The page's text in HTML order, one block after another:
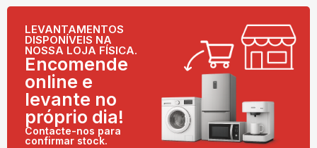
LEVANTAMENTOS
DISPONÍVEIS NA
NOSSA LOJA FÍSICA.
Encomende
online e
levante no
próprio dia!
Contacte-nos para
confirmar stock.